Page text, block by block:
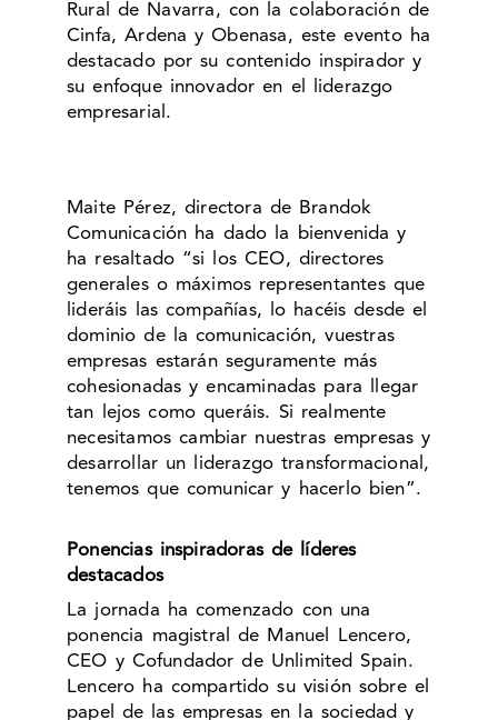
Rural de Navarra, con la colaboración de
Cinfa, Ardena y Obenasa, este evento ha
destacado por su contenido inspirador y
su enfoque innovador en el liderazgo
empresarial.
Maite Pérez, directora de Brandok
Comunicación ha dado la bienvenida y
ha resaltado “si los CEO, directores
generales o máximos representantes que
lideráis las compañías, lo hacéis desde el
dominio de la comunicación, vuestras
empresas estarán seguramente más
cohesionadas y encaminadas para llegar
tan lejos como queráis. Si realmente
necesitamos cambiar nuestras empresas y
desarrollar un liderazgo transformacional,
tenemos que comunicar y hacerlo bien”.
Ponencias inspiradoras de líderes
destacados
La jornada ha comenzado con una
ponencia magistral de Manuel Lencero,
CEO y Cofundador de Unlimited Spain.
Lencero ha compartido su visión sobre el
papel de las empresas en la sociedad y